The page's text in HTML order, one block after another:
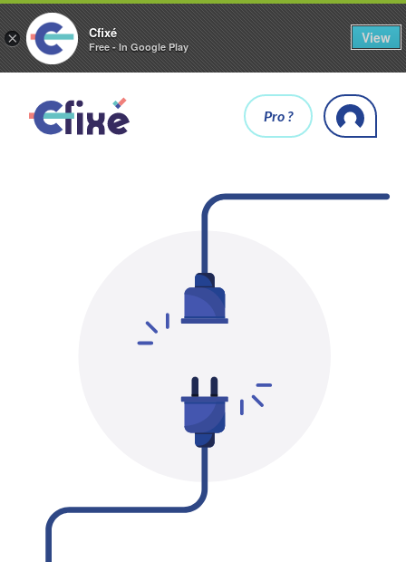
× Cfixé
Free - In Google Play
View
Pro ?